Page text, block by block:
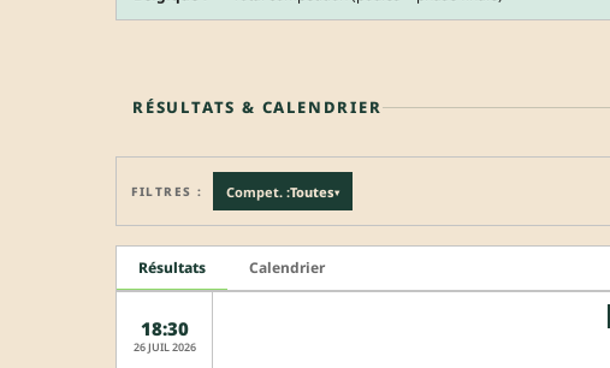
RÉSULTATS & CALENDRIER
FILTRES : Compet. :Toutes▾
Résultats Calendrier
18:30
26 JUIL 2026